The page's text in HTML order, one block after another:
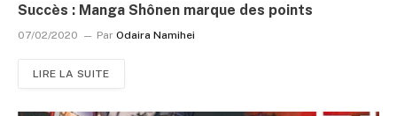
Succès : Manga Shônen marque des points
07/02/2020 Par Odaira Namihei
LIRE LA SUITE